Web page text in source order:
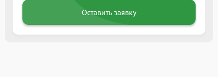
Оставить заявку